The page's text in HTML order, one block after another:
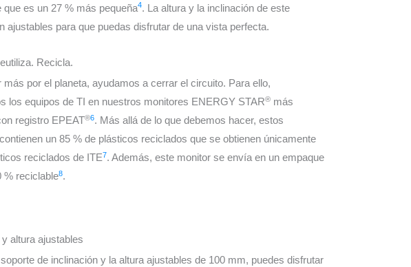
que es un 27 % más pequeña4. La altura y la inclinación de este
ajustables para que puedas disfrutar de una vista perfecta.
Recicla.
más por el planeta, ayudamos a cerrar el circuito. Para ello,
los equipos de TI en nuestros monitores ENERGY STAR®más
registro EPEAT®6. Más allá de lo que debemos hacer, estos
un 85 % de plásticos reciclados que se obtienen únicamente
reciclados de ITE7. Además, este monitor se envía en un empaque
% reciclable8.
altura ajustables
de inclinación y la altura ajustables de 100 mm, puedes disfrutar